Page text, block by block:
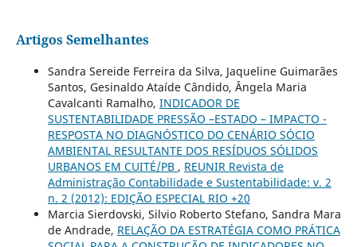
Artigos Semelhantes
Sandra Sereide Ferreira da Silva, Jaqueline Guimarães
Santos, Gesinaldo Ataíde Cândido, Ângela Maria
Cavalcanti Ramalho, INDICADOR DE
SUSTENTABILIDADE PRESSÃO –ESTADO – IMPACTO -
RESPOSTA NO DIAGNÓSTICO DO CENÁRIO SÓCIO
AMBIENTAL RESULTANTE DOS RESÍDUOS SÓLIDOS
URBANOS EM CUITÉ/PB , REUNIR Revista de
Administração Contabilidade e Sustentabilidade: v. 2
n. 2 (2012): EDIÇÃO ESPECIAL RIO +20
Marcia Sierdovski, Silvio Roberto Stefano, Sandra Mara
de Andrade, RELAÇÃO DA ESTRATÉGIA COMO PRÁTICA